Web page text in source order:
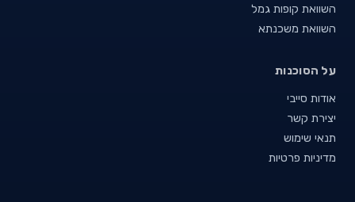
השוואת קופות גמל
השוואת משכנתא
על הסוכנות
אודות סייבי
יצירת קשר
תנאי שימוש
מדיניות פרטיות